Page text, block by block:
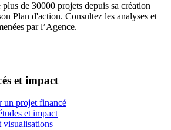
de 30000 projets depuis sa création
Plan d'action. Consultez les analyses et
par l’Agence.
et impact
un projet financé
et impact
visualisations